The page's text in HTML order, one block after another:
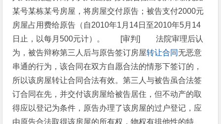
某号某栋某号房屋，将房屋交付原告；被告支付2000元
房屋占用费给原告（自2010年1月14日至2010年5月14
日止，以每月500元计）。 [审判] 法院审理后认
为，被告辩称第三人后与原告签订房屋转让合同无恶意
串通的行为，该合同在双方自愿合法的情形下签订的，
所以该房屋转让合同合法有效。第三人与被告虽合法签
订合同在先，并交付该房屋给被告居住，但不动产的取
得应以登记为条件，原告办理了该房屋的过户登记，应
由原告合法取得该房屋的所有权，物权有排他性的特